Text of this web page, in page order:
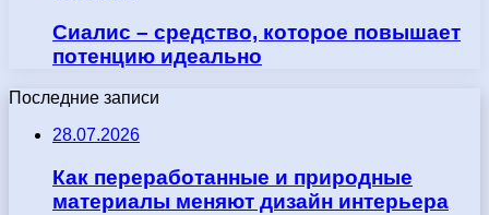
Сиалис – средство, которое повышает
потенцию идеально
Последние записи
28.07.2026
Как переработанные и природные
материалы меняют дизайн интерьера